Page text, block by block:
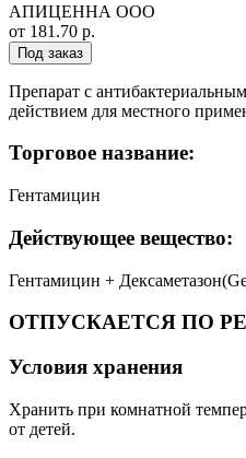
АПИЦЕННА ООО
от 181.70 р.
Под заказ
Препарат с
действием для местного
Торговое название:
Гентамицин
Действующее вещество:
Гентамицин +
ОТПУСКАЕТСЯ ПО
Условия хранения
Хранить при комнатной
от детей.